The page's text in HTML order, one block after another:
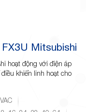
Mitsubishi
hoạt động với điện áp
khiển linh hoạt cho